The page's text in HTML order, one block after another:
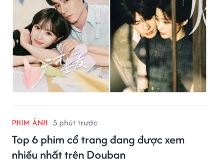
PHIM ẢNH 5 phút trước
Top 6 phim cổ trang đang được xem
nhiều nhất trên Douban